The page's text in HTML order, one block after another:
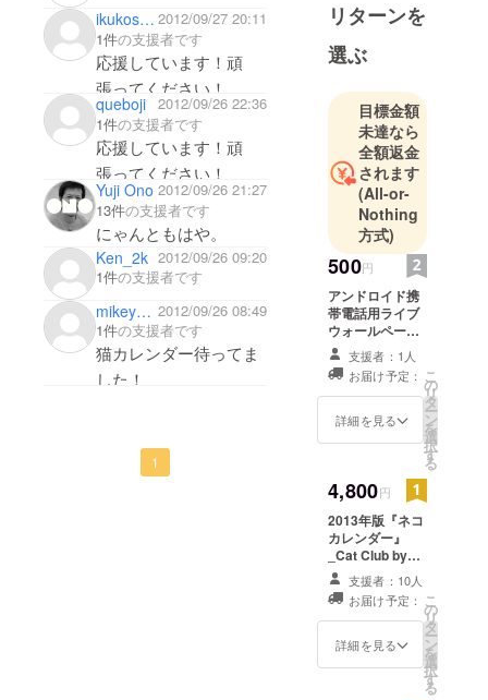
ikukosawano 2012/09/27 20:11
1件の支援者です
応援しています！頑
張ってください！
queboji 2012/09/26 22:36
1件の支援者です
応援しています！頑
張ってください！
Yuji Ono 2012/09/26 21:27
13件の支援者です
にゃんともはや。
Ken_2k 2012/09/26 09:20
1件の支援者です
mikey101850 2012/09/26 08:49
1件の支援者です
猫カレンダー待ってま
した！
1
ネコカレ
ンダーをは
じめとして
今後はネコ
たちを
フィー
チャーした
様々な商品
を展開予
定。
リターンを
選ぶ
目標金額
未達なら
全額返金
されます
(All-or-
Nothing
方式)
500円
アンドロイド携
帯電話用ライブ
ウォールペー
パーセット
（JPG）をプレ
ゼントいたしま
す。
支援者：1人
お届け予定：
詳細を見る
こ
の
リ
タ
ー
ン
を
選
択
す
る
4,800円
2013年版『ネコ
カレンダー』
_Cat Club by
United
Bambooを完成
次第、プレゼン
トいたします。
※11月末完成予
支援者：10人
お届け予定：
詳細を見る
こ
の
リ
タ
ー
ン
を
選
択
す
る